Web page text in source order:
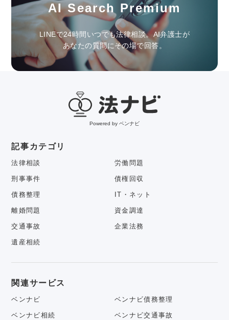
AI Search Premium
LINEで24時間いつでも法律相談。AI弁護士が
あなたの質問にその場で回答。
Powered by ベンナビ
記事カテゴリ
法律相談 労働問題
刑事事件 債権回収
債務整理 IT・ネット
離婚問題 資金調達
交通事故 企業法務
遺産相続
関連サービス
ベンナビ ベンナビ債務整理
ベンナビ相続 ベンナビ交通事故